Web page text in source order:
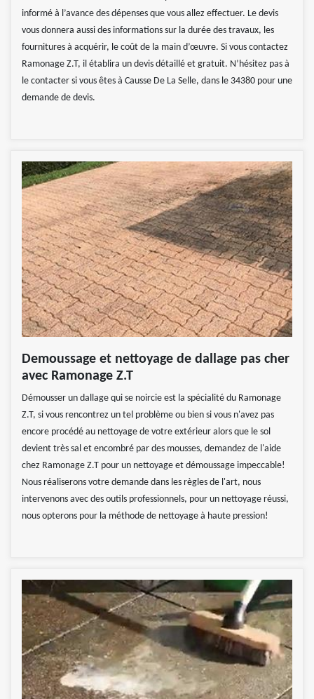
informé à l’avance des dépenses que vous allez effectuer. Le devis
vous donnera aussi des informations sur la durée des travaux, les
fournitures à acquérir, le coût de la main d’œuvre. Si vous contactez
Ramonage Z.T, il établira un devis détaillé et gratuit. N’hésitez pas à
le contacter si vous êtes à Causse De La Selle, dans le 34380 pour une
demande de devis.
Demoussage et nettoyage de dallage pas cher
avec Ramonage Z.T
Démousser un dallage qui se noircie est la spécialité du Ramonage
Z.T, si vous rencontrez un tel problème ou bien si vous n'avez pas
encore procédé au nettoyage de votre extérieur alors que le sol
devient très sal et encombré par des mousses, demandez de l'aide
chez Ramonage Z.T pour un nettoyage et démoussage impeccable!
Nous réaliserons votre demande dans les règles de l'art, nous
intervenons avec des outils professionnels, pour un nettoyage réussi,
nous opterons pour la méthode de nettoyage à haute pression!